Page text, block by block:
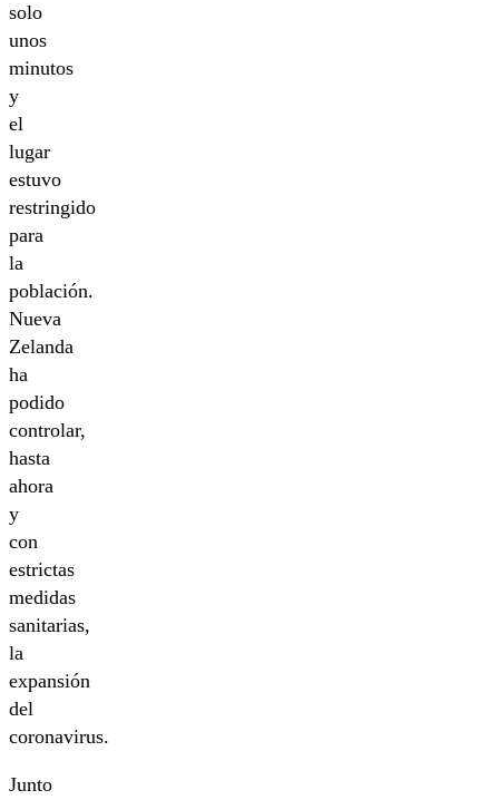
solo
unos
minutos
y
el
lugar
estuvo
restringido
para
la
población.
Nueva
Zelanda
ha
podido
controlar,
hasta
ahora
y
con
estrictas
medidas
sanitarias,
la
expansión
del
coronavirus.
Junto